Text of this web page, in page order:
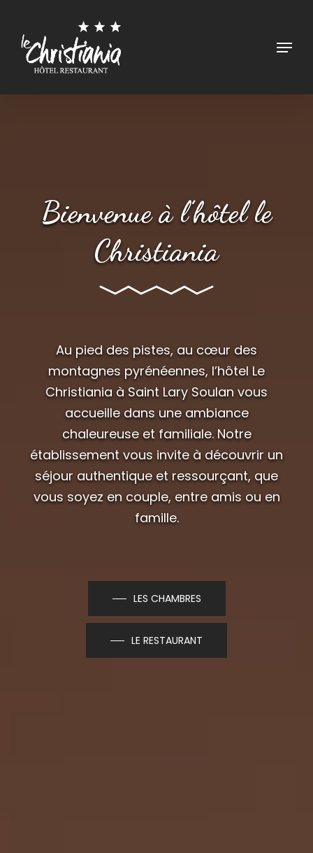
main
content
Menu
Bienvenue à l’hôtel le
Christiania
Au pied des pistes, au cœur des
montagnes pyrénéennes, l’hôtel Le
Christiania à Saint Lary Soulan vous
accueille dans une ambiance
chaleureuse et familiale. Notre
établissement vous invite à découvrir un
séjour authentique et ressourçant, que
vous soyez en couple, entre amis ou en
famille.
LES CHAMBRES
LE RESTAURANT